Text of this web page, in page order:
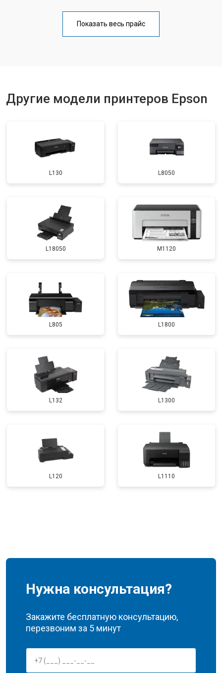
от 2600 ₽
Показать весь прайс
Другие модели принтеров Epson
L130 L8050
L18050 M1120
L805 L1800
L132 L1300
L120 L1110
Нужна консультация?
Закажите бесплатную консультацию,
перезвоним за 5 минут